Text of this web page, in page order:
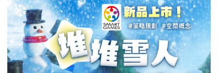
最新活動